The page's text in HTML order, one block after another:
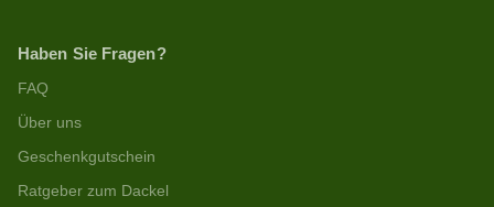
Haben Sie Fragen?
FAQ
Über uns
Geschenkgutschein
Ratgeber zum Dackel